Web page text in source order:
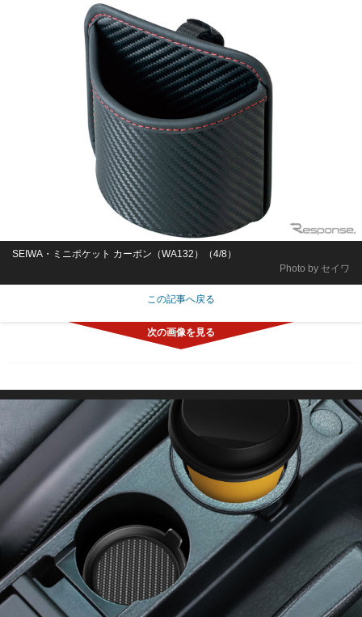
Photo by セイワ
SEIWA・ミニポケット カーボン（WA132）（4/8）
この記事へ戻る